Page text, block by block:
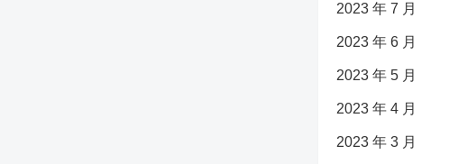
2023 年 7 月
2023 年 6 月
2023 年 5 月
2023 年 4 月
2023 年 3 月